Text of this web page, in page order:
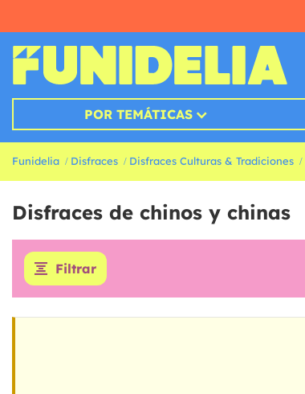
POR TEMÁTICAS
Funidelia Disfraces Disfraces Culturas & Tradiciones
Disfraces de chinos y chinas
Filtrar